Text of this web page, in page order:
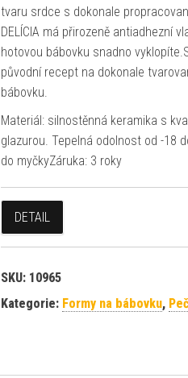
tvaru srdce s dokonale
DELÍCIA má přirozeně antiadhezní
hotovou bábovku snadno
původní recept na dokonale
bábovku.
Materiál: silnostěnná keramika s
glazurou. Tepelná odolnost od -18
do myčkyZáruka: 3 roky
DETAIL
SKU: 10965
Kategorie: Formy na bábovku,